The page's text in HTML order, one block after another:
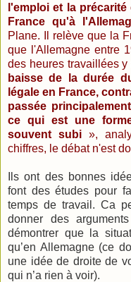
l'emploi et la
France qu'à
Plane. Il relève que la
que l'Allemagne entre
des heures travaillées
baisse de la durée
légale en France,
passée
ce qui est une
souvent subi »,
chiffres, le débat n'est
Ils ont des bonnes
font des études pour
temps de travail. Ca
donner des
démontrer que la
qu’en Allemagne (ce
une idée de droite de
qui n’a rien à voir).